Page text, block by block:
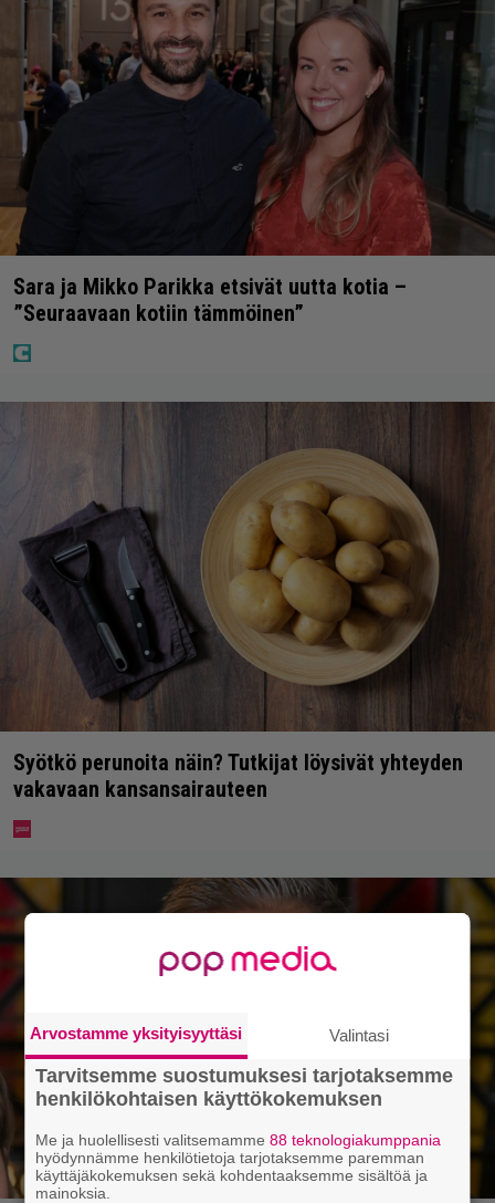
Sara ja Mikko Parikka etsivät uutta kotia –
”Seuraavaan kotiin tämmöinen”
Syötkö perunoita näin? Tutkijat löysivät yhteyden
vakavaan kansansairauteen
Arvostamme yksityisyyttäsi Valintasi
Tarvitsemme suostumuksesi tarjotaksemme
henkilökohtaisen käyttökokemuksen
Me ja huolellisesti valitsemamme88 teknologiakumppania
hyödynnämme henkilötietoja tarjotaksemme paremman
käyttäjäkokemuksen sekä kohdentaaksemme sisältöä ja
mainoksia.